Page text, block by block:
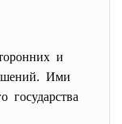
и
Ими
государства